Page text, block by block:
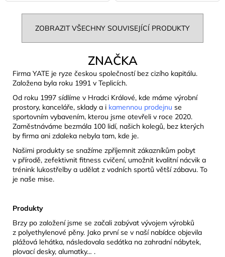
ZOBRAZIT VŠECHNY SOUVISEJÍCÍ PRODUKTY
ZNAČKA
Firma YATE je ryze českou společností bez cizího kapitálu.
Založena byla roku 1991 v Teplicích.
Od roku 1997 sídlíme v Hradci Králové, kde máme výrobní
prostory, kanceláře, sklady a i kamennou prodejnu se
sportovním vybavením, kterou jsme otevřeli v roce 2020.
Zaměstnáváme bezmála 100 lidí, našich kolegů, bez kterých
by firma ani zdaleka nebyla tam, kde je.
Našimi produkty se snažíme zpříjemnit zákazníkům pobyt
v přírodě, zefektivnit fitness cvičení, umožnit kvalitní nácvik a
trénink lukostřelby a udělat z vodních sportů větší zábavu. To
je naše mise.
Produkty
Brzy po založení jsme se začali zabývat vývojem výrobků
z polyethylenové pěny. Jako první se v naší nabídce objevila
plážová lehátka, následovala sedátka na zahradní nábytek,
plovací desky, alumatky… .